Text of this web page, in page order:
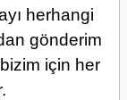
herhangi
gönderim
için her